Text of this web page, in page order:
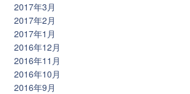
2017年3月
2017年2月
2017年1月
2016年12月
2016年11月
2016年10月
2016年9月